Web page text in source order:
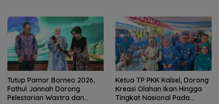
Tutup Pamor Borneo 2026,
Fathul Jannah Dorong
Pelestarian Wastra dan
Ketua TP PKK Kalsel, Dorong
Kreasi Olahan Ikan Hingga
Tingkat Nasional Pada